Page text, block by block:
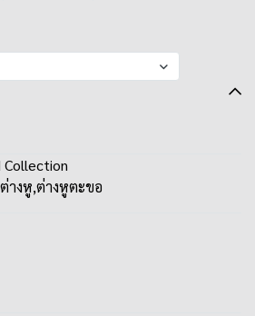
Collection
ต่างหู,ต่างหูตะขอ